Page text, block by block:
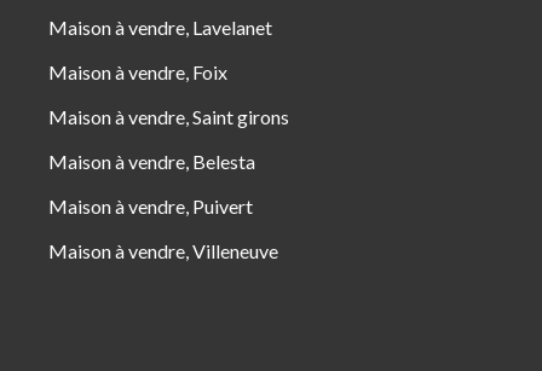
Maison à vendre, Lavelanet
Maison à vendre, Foix
Maison à vendre, Saint girons
Maison à vendre, Belesta
Maison à vendre, Puivert
Maison à vendre, Villeneuve